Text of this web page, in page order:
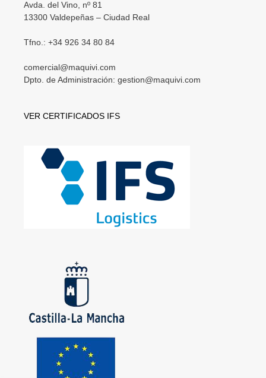
Avda. del Vino, nº 81
13300 Valdepeñas – Ciudad Real
Tfno.: +34 926 34 80 84
comercial@maquivi.com
Dpto. de Administración: gestion@maquivi.com
VER CERTIFICADOS IFS